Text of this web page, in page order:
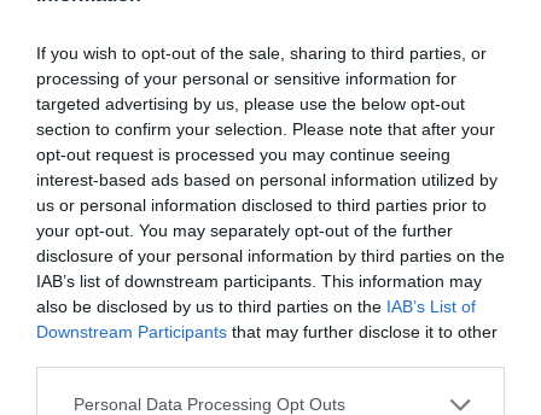
If you wish to opt-out of the sale, sharing to third parties, or
processing of your personal or sensitive information for
targeted advertising by us, please use the below opt-out
section to confirm your selection. Please note that after your
opt-out request is processed you may continue seeing
interest-based ads based on personal information utilized by
us or personal information disclosed to third parties prior to
your opt-out. You may separately opt-out of the further
disclosure of your personal information by third parties on the
IAB’s list of downstream participants. This information may
also be disclosed by us to third parties on the IAB’s List of
Downstream Participants that may further disclose it to other
Please note that this website/app uses one or more Google
Personal Data Processing Opt Outs
1 DOLLÁRÉRT VEHETÜNK HÁZAT A TÜNDÉRI, COVID-MENTES
FALUBAN
HASONLÓ ÉRDEKESSÉGEK